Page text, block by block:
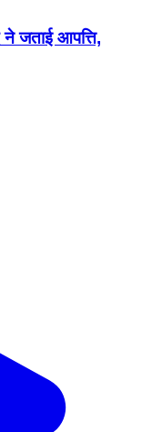
ने जताई आपत्ति,